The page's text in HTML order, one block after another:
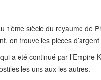
1ème siècle du royaume de
on trouve les pièces d’argent
a été continué par l’Empire
les uns aux les autres.